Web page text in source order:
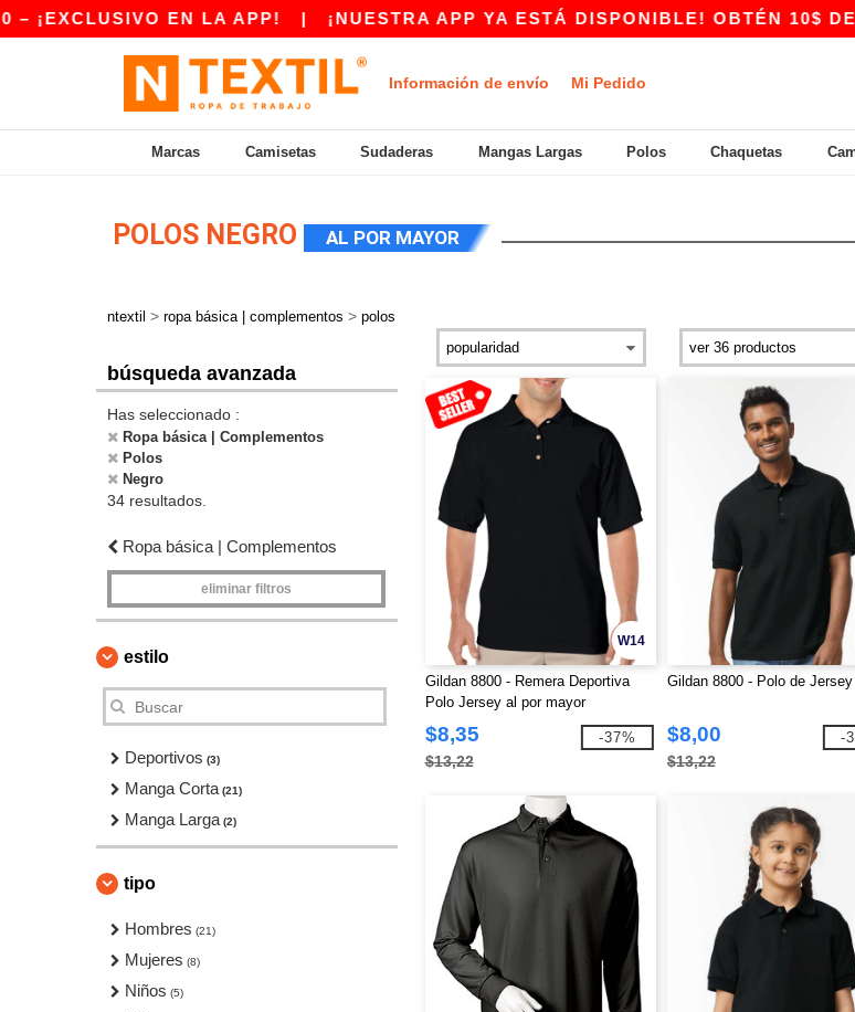
EN LA APP!| ¡NUESTRA APP YA ESTÁ DISPONIBLE! OBTÉN 10$ DE
Información de envío Mi Pedido
Marcas Camisetas Sudaderas Mangas Largas Polos Chaquetas
POLOS NEGRO AL POR MAYOR
ntextil > ropa básica | complementos > polos
búsqueda avanzada
Has seleccionado :
Ropa básica | Complementos
Polos
Negro
34 resultados.
Ropa básica | Complementos
eliminar filtros
estilo
Deportivos (3)
Manga Corta (21)
Manga Larga (2)
tipo
Hombres (21)
Mujeres (8)
Niños (5)
W14
Gildan 8800 - Remera Deportiva
Polo Jersey al por mayor
$8,35
$13,22
-37%
Gildan 8800 - Polo de
$8,00
$13,22
-